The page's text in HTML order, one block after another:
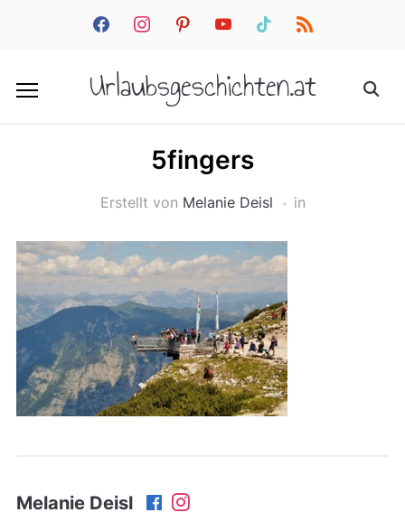
facebookinstagrampinterestyoutube tiktok rss
Urlaubsgeschichten.at
5fingers
Erstellt von Melanie Deisl in
Melanie Deisl